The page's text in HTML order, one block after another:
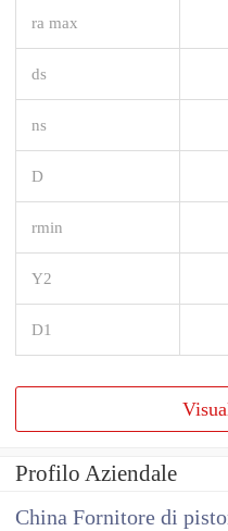
ra max
ds
ns
D
rmin
Y2
D1
Profilo Aziendale
China Fornitore di